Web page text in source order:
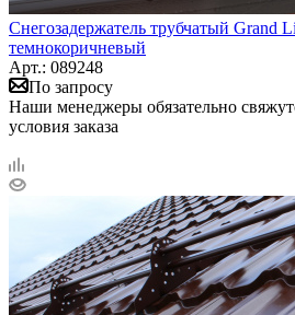
Снегозадержатель трубчатый Grand
темнокоричневый
Арт.: 089248
По запросу
Наши менеджеры обязательно
условия заказа